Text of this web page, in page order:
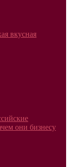
вкусная
они бизнесу